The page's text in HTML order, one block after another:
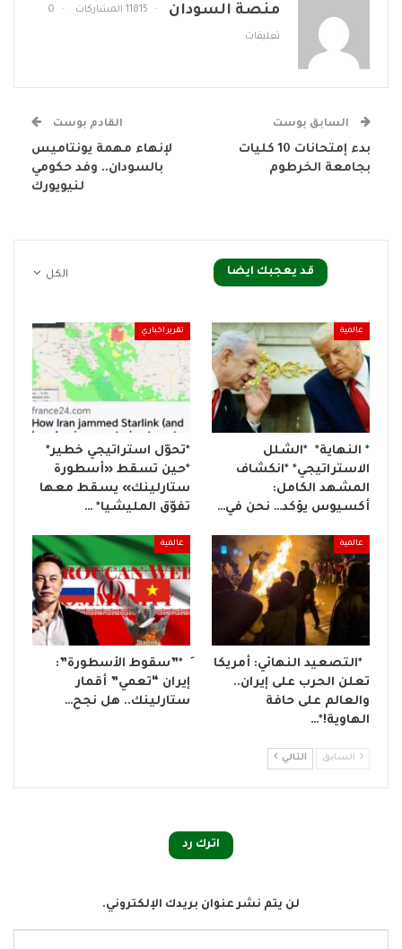
منصة السودان 11815 المشاركات 0
تعليقات
السابق بوست
بدء إمتحانات 10 كليات
بجامعة الخرطوم
القادم بوست
لإنهاء مهمة يونتاميس
بالسودان.. وفد حكومي
لنيويورك
الكل قد يعجبك ايضا
عالمية
* النهاية* *الشلل
الاستراتيجي* *انكشاف
المشهد الكامل:
أكسيوس يؤكد… نحن في…
تقرير اخباري
*تحوّل استراتيجي خطير*
*حين تسقط «أسطورة
ستارلينك» يسقط معها
تفوّق المليشيا* …
عالمية
‏ *التصعيد النهائي: أمريكا
تعلن الحرب على إيران..
والعالم على حافة
الهاوية!*…
عالمية
️َ *”سقوط الأسطورة”:
إيران “تعمي” أقمار
ستارلينك.. هل نجح…
السابق التالي
اترك رد
لن يتم نشر عنوان بريدك الإلكتروني.